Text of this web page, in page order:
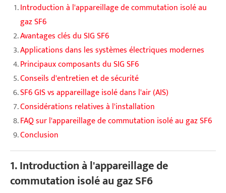
Introduction à l'appareillage de commutation isolé au
gaz SF6
Avantages clés du SIG SF6
Applications dans les systèmes électriques modernes
Principaux composants du SIG SF6
Conseils d'entretien et de sécurité
SF6 GIS vs appareillage isolé dans l'air (AIS)
Considérations relatives à l'installation
FAQ sur l'appareillage de commutation isolé au gaz SF6
Conclusion
1. Introduction à l'appareillage de
commutation isolé au gaz SF6